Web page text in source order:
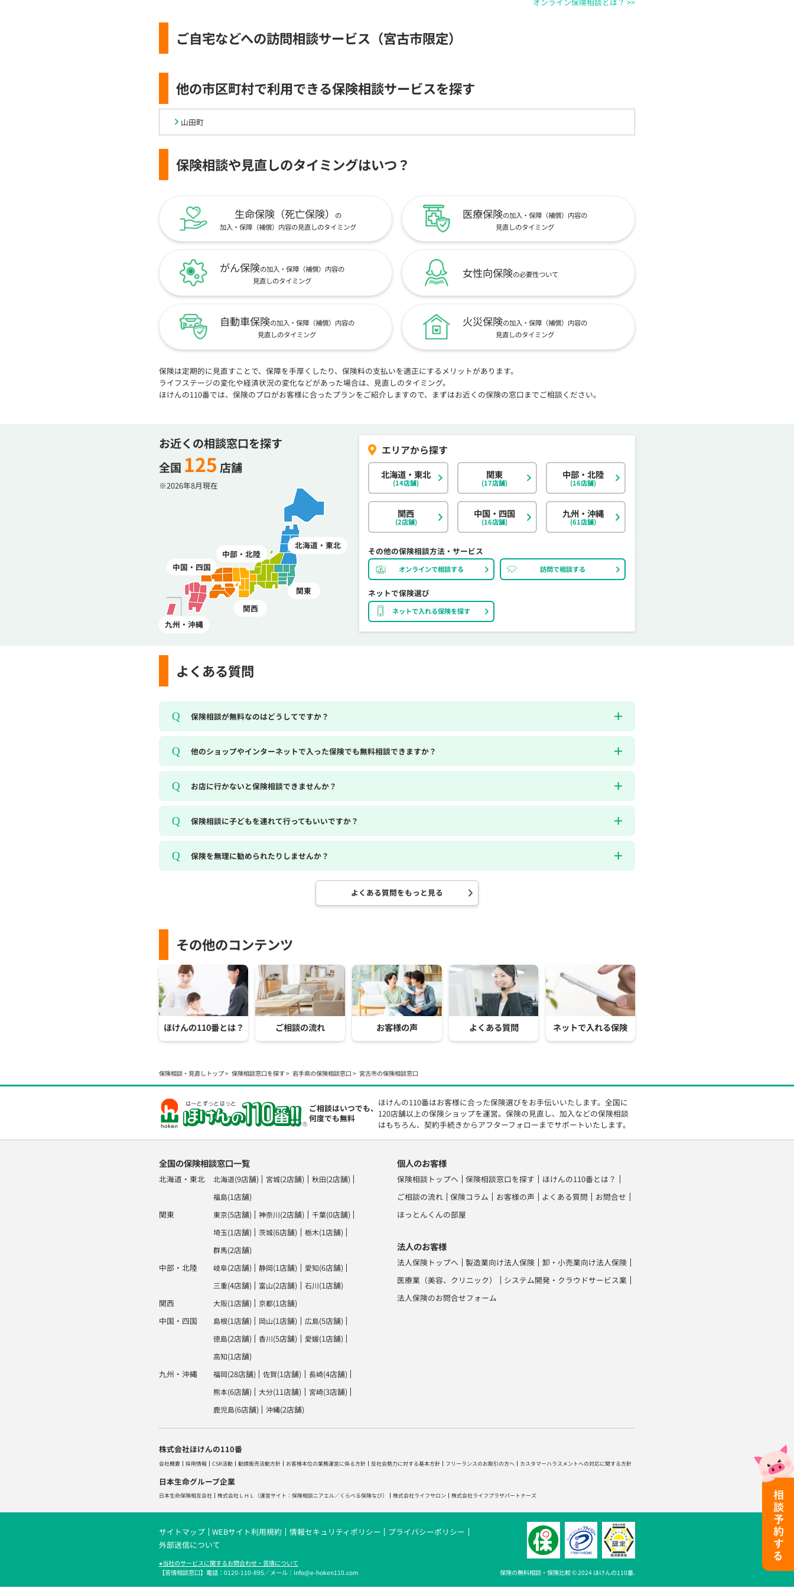
ご自宅などへの訪問相談サービス（宮古市限定）
他の市区町村で利用できる保険相談サービスを探す
山田町
保険相談や見直しのタイミングはいつ？
生命保険（死亡保険）
の
加入・保障（補償）内容の見直しのタイミング
医療保険の加入・保障（補償）内容の
見直しのタイミング
がん保険の加入・保障（補償）内容の
見直しのタイミング
女性向保険の必要性ついて
自動車保険の加入・保障（補償）内容の
見直しのタイミング
火災保険の加入・保障（補償）内容の
見直しのタイミング
保険は定期的に見直すことで、保障を手厚くしたり、保険料の支払いを適正にするメリットがあります。
ライフステージの変化や経済状況の変化などがあった場合は、見直しのタイミング。
ほけんの110番では、保険のプロがお客様に合ったプランをご紹介しますので、まずはお近くの保険の窓口までご相談ください。
その他の保険相談方法・サービス
オンラインで相談する 訪問で相談する
ネットで保険選び
ネットで入れる保険を探す
お近くの相談窓口を探す
全国 125 店舗
北海道・東北
関東
中部・北陸
関西
中国・四国
九州・沖縄
北海道・東北
(14店舗)
関東
(17店舗)
中部・北陸
(16店舗)
関西
(2店舗)
中国・四国
(16店舗)
九州・沖縄
(61店舗)
※2026年8月現在
よくある質問
保険相談が無料なのはどうしてですか？
他のショップやインターネットで入った保険でも無料相談できますか？
お店に行かないと保険相談できませんか？
保険相談に子どもを連れて行ってもいいですか？
保険を無理に勧められたりしませんか？
よくある質問をもっと見る
その他のコンテンツ
ほけんの110番とは？ ご相談の流れ お客様の声 よくある質問 ネットで入れる保険
保険相談・見直しトップ 保険相談窓口を探す 岩手県の保険相談窓口 宮古市の保険相談窓口
ご相談はいつでも、
何度でも無料
ほけんの110番はお客様に合った保険選びをお手伝いいたします。全国に
120店舗以上の保険ショップを運営。保険の見直し、加入などの保険相談
はもちろん、契約手続きからアフターフォローまでサポートいたします。
全国の保険相談窓口一覧
北海道・東北 北海道(9店舗) 宮城(2店舗) 秋田(2店舗)
福島(1店舗)
関東
東京(5店舗) 神奈川(2店舗) 千葉(0店舗)
埼玉(1店舗) 茨城(6店舗) 栃木(1店舗)
群馬(2店舗)
中部・北陸
岐阜(2店舗) 静岡(1店舗) 愛知(6店舗)
三重(4店舗) 富山(2店舗) 石川(1店舗)
関西
大阪(1店舗) 京都(1店舗)
中国・四国
島根(1店舗) 岡山(1店舗) 広島(5店舗)
徳島(2店舗) 香川(5店舗) 愛媛(1店舗)
高知(1店舗)
九州・沖縄
福岡(28店舗) 佐賀(1店舗) 長崎(4店舗)
熊本(6店舗) 大分(11店舗) 宮崎(3店舗)
鹿児島(6店舗) 沖縄(2店舗)
個人のお客様
保険相談トップへ 保険相談窓口を探す
ほけんの110番とは？
ご相談の流れ
保険コラム お客様の声 よくある質問
お問合せ
ほっとんくんの部屋
法人のお客様
法人保険トップへ 製造業向け法人保険
卸・小売業向け法人保険
医療業（美容、クリニック）
システム開発・クラウドサービス業
法人保険のお問合せフォーム
株式会社ほけんの110番
会社概要 採用情報 CSR活動 勧誘販売活動方針 お客様本位の業務運営に係る方針 反社会勢力に対する基本方針 フリーランスのお取引の方へ カスタマーハラスメントへの対応に関する方針
日本生命グループ企業
日本生命保険相互会社 株式会社ＬＨＬ （運営サイト： 保険相談ニアエル／くらべる保険なび） 株式会社ライフサロン 株式会社ライフプラザパートナーズ
サイトマップ WEBサイト利用規約 情報セキュリティポリシー
プライバシーポリシー
外部送信について
●当社のサービスに関するお問合わせ・苦情について
【苦情相談窓口】電話：0120-110-895／メール：info@e-hoken110.com
保険の無料相談・保険比較 © 2024 ほけんの110番.